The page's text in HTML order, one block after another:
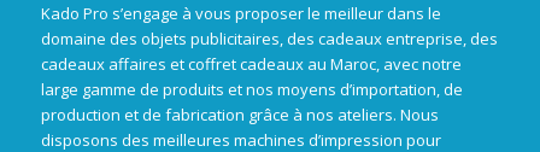
Kado Pro s’engage à vous proposer le meilleur dans le
domaine des objets publicitaires, des cadeaux entreprise, des
cadeaux affaires et coffret cadeaux au Maroc, avec notre
large gamme de produits et nos moyens d’importation, de
production et de fabrication grâce à nos ateliers. Nous
disposons des meilleures machines d’impression pour